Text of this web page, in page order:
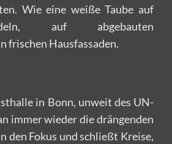
Wie eine weiße Taube auf
auf abgebauten
frischen Hausfassaden.
in Bonn, unweit des UN-
immer wieder die drängenden
den Fokus und schließt Kreise,